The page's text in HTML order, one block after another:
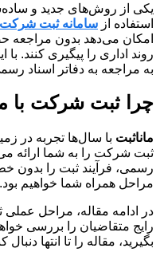
یکی از روش‌های جدید و
استفاده از سامانه ثبت شرکت
امکان می‌دهد بدون مراجعه
روند اداری را پیگیری کنند.
به مراجعه به دفاتر اسناد
چرا ثبت شرکت با
ماناثبت با سال‌ها تجربه در
ثبت شرکت را به شما ارائه
رسمی، فرآیند ثبت را بدون
مراحل همراه شما خواهیم بود.
در ادامه مقاله، مراحل
رایج متقاضیان را بررسی
بگیرید، مقاله را تا انتها دنبال